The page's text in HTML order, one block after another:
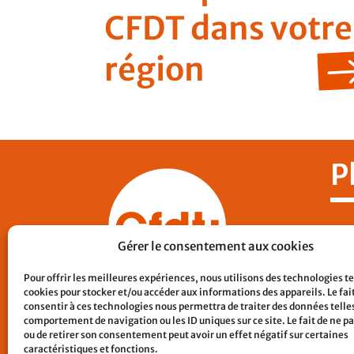
Gérer le consentement aux cookies
Pour offrir les meilleures expériences, nous utilisons des technologies
cookies pour stocker et/ou accéder aux informations des appareils. Le
consentir à ces technologies nous permettra de traiter des données
comportement de navigation ou les ID uniques sur ce site. Le fait de ne
ou de retirer son consentement peut avoir un effet négatif sur certaines
caractéristiques et fonctions.
CFDT dans votre
région